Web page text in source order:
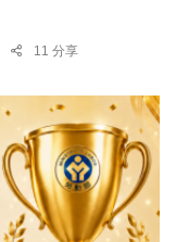
11 分享